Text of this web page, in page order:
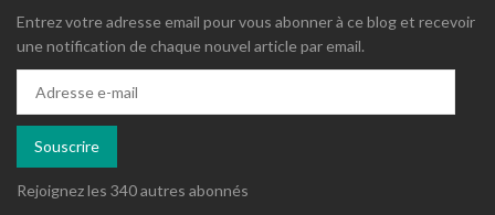
Entrez votre adresse email pour vous abonner à ce blog et recevoir
une notification de chaque nouvel article par email.
mail
Souscrire
Rejoignez les 340 autres abonnés